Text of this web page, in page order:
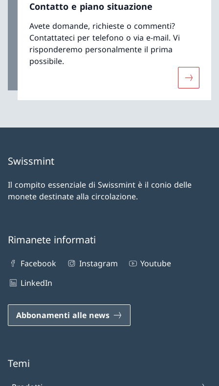
Contatto e piano situazione
Avete domande, richieste o commenti?
Contattateci per telefono o via e-mail. Vi
risponderemo personalmente il prima
possibile.
Swissmint
Il compito essenziale di Swissmint è il conio delle
monete destinate alla circolazione.
Rimanete informati
Facebook Instagram
Youtube
LinkedIn
Abbonamenti alle news
Temi